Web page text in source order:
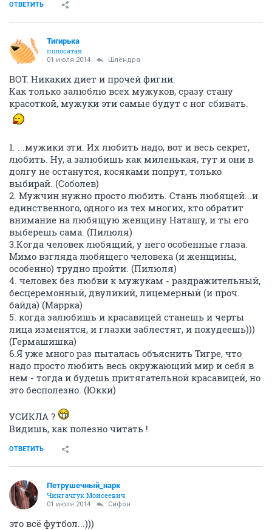
ОТВЕТИТЬ
Тигирька
полосатая
01 июля 2014 Шлёндра
ВОТ. Никаких диет и прочей фигни.
Как только залюблю всех мужуков, сразу стану
красоткой, мужуки эти самые будут с ног сбивать.
1. ...мужики эти. Их любить надо, вот и весь секрет,
любить. Ну, а залюбишь как миленькая, тут и они в
долгу не останутся, косяками попрут, только
выбирай. (Соболев)
2. Мужчин нужно просто любить. Стань любящей...и
единственного, одного из тех многих, кто обратит
внимание на любящую женщину Наташу, и ты его
выберешь сама. (Пилюля)
3.Когда человек любящий, у него особенные глаза.
Мимо взгляда любящего человека (и женщины,
особенно) трудно пройти. (Пилюля)
4. человек без любви к мужукам - раздражительный,
бесцеремонный, двуликий, лицемерный (и проч.
байда) (Маррка)
5. когда залюбишь и красавицей станешь и черты
лица изменятся, и глазки заблестят, и похудеешь)))
(Гермашишка)
6.Я уже много раз пыталась объяснить Тигре, что
надо просто любить весь окружающий мир и себя в
нем - тогда и будешь притягательной красавицей, но
это бесполезно. (Юкки)
УСИКЛА ?
Видишь, как полезно читать !
ОТВЕТИТЬ
Петрушечный_нарк
Чингачгук Моисеевич
01 июля 2014 Сифон
это всё футбол...)))